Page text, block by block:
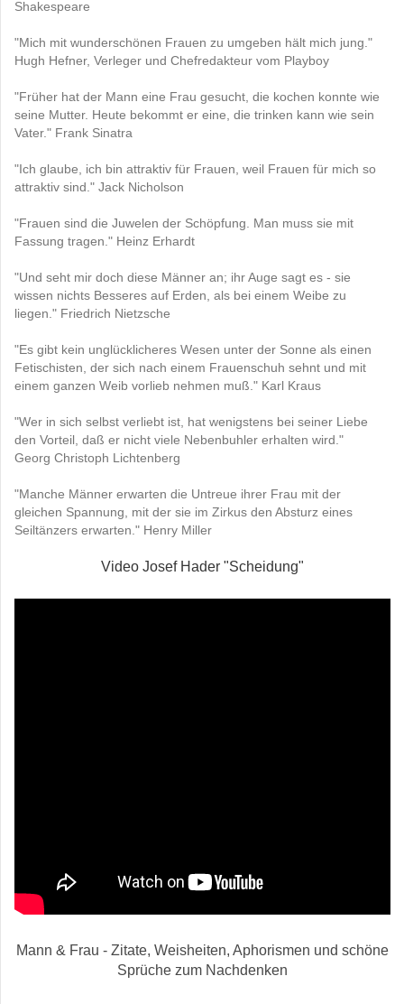
Shakespeare
"Mich mit wunderschönen Frauen zu umgeben hält mich jung."
Hugh Hefner, Verleger und Chefredakteur vom Playboy
"Früher hat der Mann eine Frau gesucht, die kochen konnte wie
seine Mutter. Heute bekommt er eine, die trinken kann wie sein
Vater." Frank Sinatra
"Ich glaube, ich bin attraktiv für Frauen, weil Frauen für mich so
attraktiv sind." Jack Nicholson
"Frauen sind die Juwelen der Schöpfung. Man muss sie mit
Fassung tragen." Heinz Erhardt
"Und seht mir doch diese Männer an; ihr Auge sagt es - sie
wissen nichts Besseres auf Erden, als bei einem Weibe zu
liegen." Friedrich Nietzsche
"Es gibt kein unglücklicheres Wesen unter der Sonne als einen
Fetischisten, der sich nach einem Frauenschuh sehnt und mit
einem ganzen Weib vorlieb nehmen muß." Karl Kraus
"Wer in sich selbst verliebt ist, hat wenigstens bei seiner Liebe
den Vorteil, daß er nicht viele Nebenbuhler erhalten wird."
Georg Christoph Lichtenberg
"Manche Männer erwarten die Untreue ihrer Frau mit der
gleichen Spannung, mit der sie im Zirkus den Absturz eines
Seiltänzers erwarten." Henry Miller
Video Josef Hader "Scheidung"
Mann & Frau - Zitate, Weisheiten, Aphorismen und schöne
Sprüche zum Nachdenken